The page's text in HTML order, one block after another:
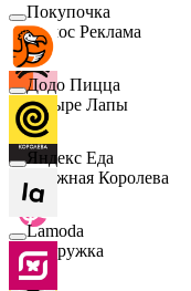
Эдмос Реклама
Четыре Лапы
Снежная Королева
Подружка
Покупочка
Додо Пицца
Яндекс Еда
Lamoda